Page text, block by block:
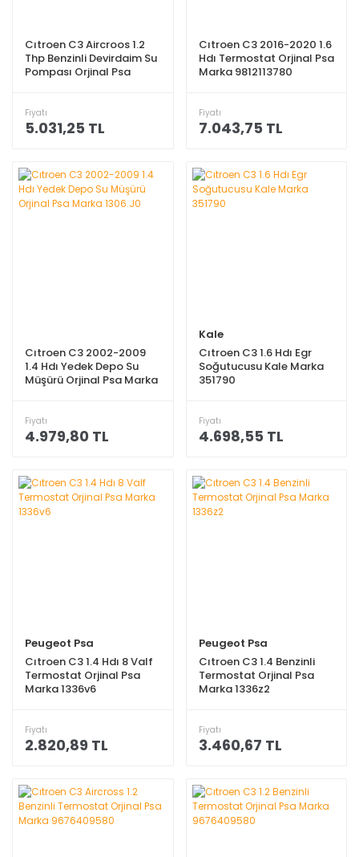
Cıtroen C3 Aircroos 1.2
Thp Benzinli Devirdaim Su
Pompası Orjinal Psa
Fiyatı
5.031,25 TL
Cıtroen C3 2016-2020 1.6
Hdı Termostat Orjinal Psa
Marka 9812113780
Fiyatı
7.043,75 TL
Cıtroen C3 2002-2009
1.4 Hdı Yedek Depo Su
Müşürü Orjinal Psa Marka
Fiyatı
4.979,80 TL
Kale
Cıtroen C3 1.6 Hdı Egr
Soğutucusu Kale Marka
351790
Fiyatı
4.698,55 TL
Peugeot Psa
Cıtroen C3 1.4 Hdı 8 Valf
Termostat Orjinal Psa
Marka 1336v6
Fiyatı
2.820,89 TL
Peugeot Psa
Cıtroen C3 1.4 Benzinli
Termostat Orjinal Psa
Marka 1336z2
Fiyatı
3.460,67 TL